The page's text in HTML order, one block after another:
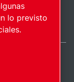
Copyright.
lo previsto